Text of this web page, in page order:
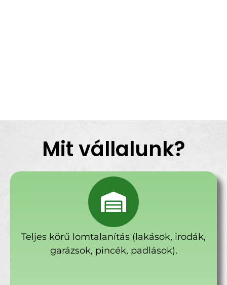
Mit vállalunk?
Teljes körű lomtalanítás (lakások, irodák,
garázsok, pincék, padlások).